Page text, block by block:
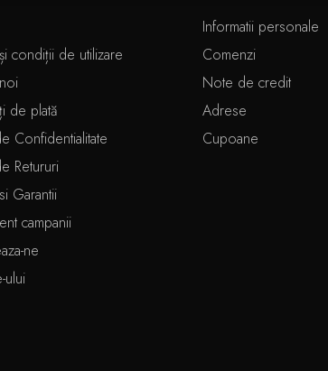
condiții de utilizare
de plată
Confidentialitate
Retururi
Garantii
campanii
ne
ului
Informatii personale
Comenzi
Note de credit
Adrese
Cupoane